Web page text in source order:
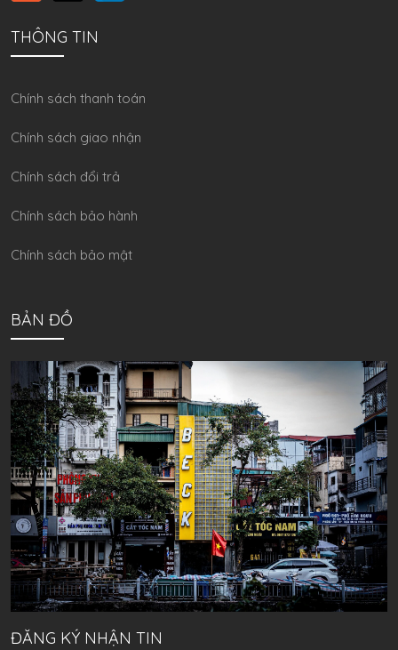
THÔNG TIN
Chính sách thanh toán
Chính sách giao nhận
Chính sách đổi trả
Chính sách bảo hành
Chính sách bảo mật
BẢN ĐỒ
ĐĂNG KÝ NHẬN TIN